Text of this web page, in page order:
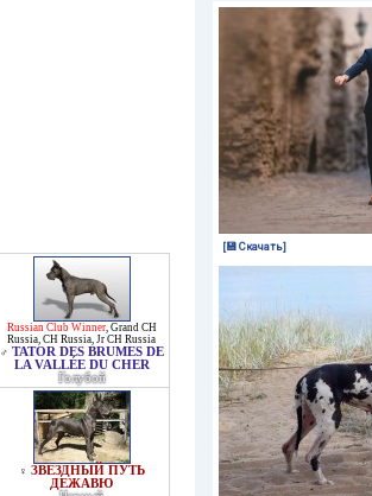
Russian Club Winner, Grand CH
Russia, CH Russia, Jr CH Russia
♂ TATOR DES BRUMES DE
LA VALLÉE DU CHER
Голубой
♀ ЗВЕЗДНЫЙ ПУТЬ
ДЕЖАВЮ
[💾 Скачать]